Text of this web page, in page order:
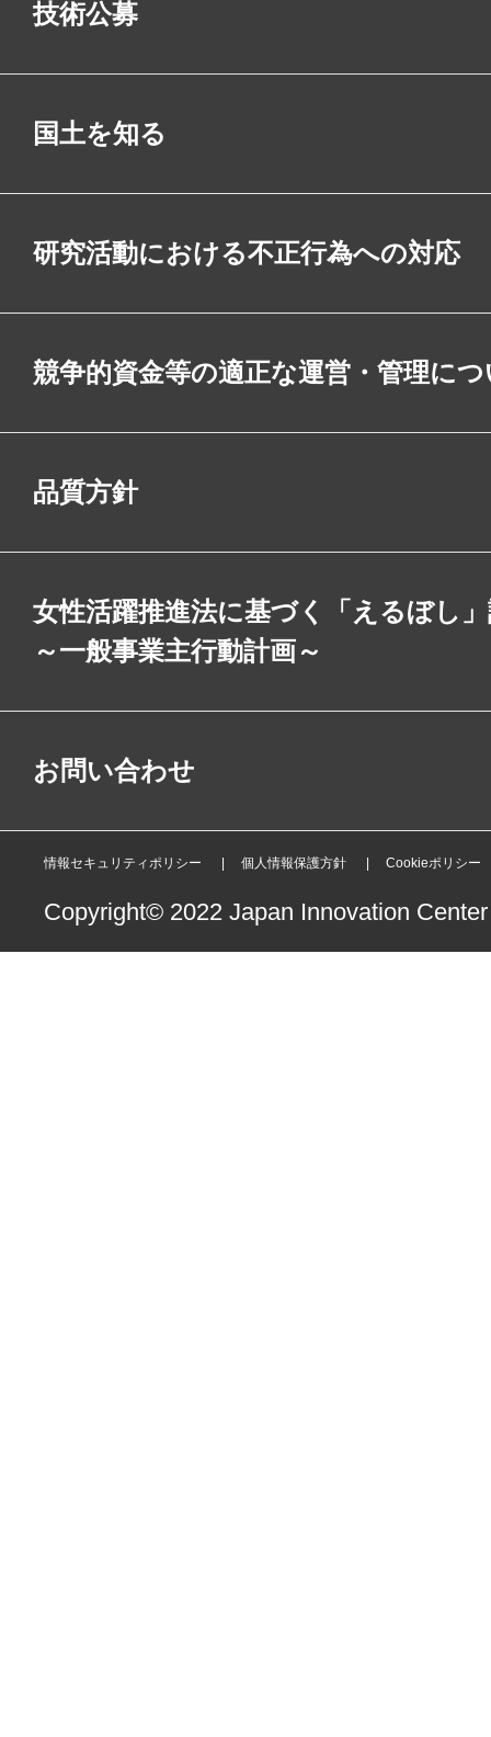
技術公募
国土を知る
研究活動における不正行為への対応
競争的資金等の適正な運営・管理に
品質方針
女性活躍推進法に基づく「えるぼし
～一般事業主行動計画～
お問い合わせ
情報セキュリティポリシー 個人情報保護方針 Cookieポリシー
Copyright© 2022 Japan Innovation